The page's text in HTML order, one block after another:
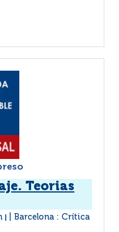
Teorias
Barcelona : Crítica